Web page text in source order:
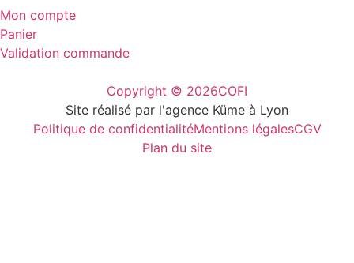
Mon compte
Panier
Validation commande
Copyright © 2026COFI
Site réalisé par l'agence Küme à Lyon
Politique de confidentialitéMentions légalesCGV
Plan du site